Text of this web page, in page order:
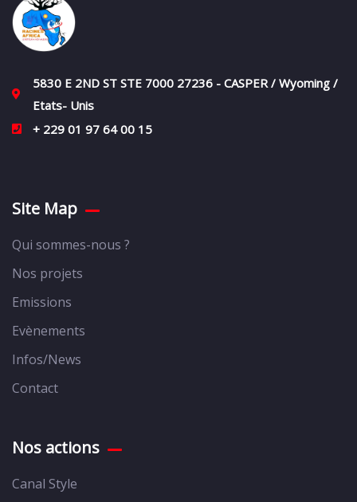
5830 E 2ND ST STE 7000 27236 - CASPER / Wyoming /
Etats- Unis
+ 229 01 97 64 00 15
Site Map
Qui sommes-nous ?
Nos projets
Emissions
Evènements
Infos/News
Contact
Nos actions
Canal Style